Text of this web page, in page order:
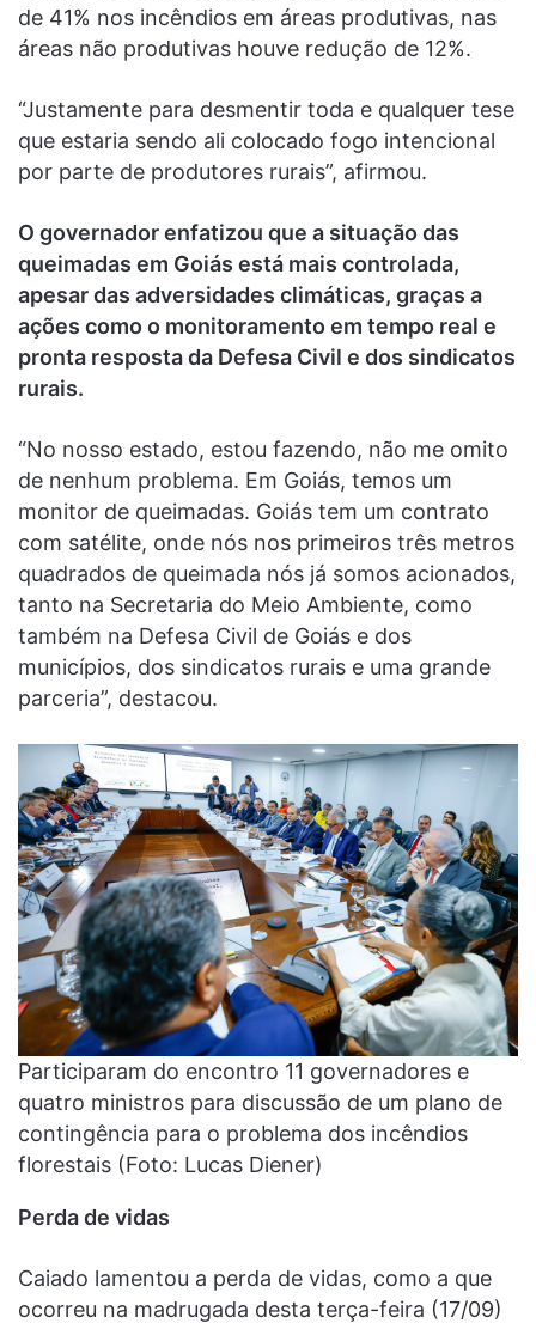
de 41% nos incêndios em áreas produtivas, nas
áreas não produtivas houve redução de 12%.
“Justamente para desmentir toda e qualquer tese
que estaria sendo ali colocado fogo intencional
por parte de produtores rurais”, afirmou.
O governador enfatizou que a situação das
queimadas em Goiás está mais controlada,
apesar das adversidades climáticas, graças a
ações como o monitoramento em tempo real e
pronta resposta da Defesa Civil e dos sindicatos
rurais.
“No nosso estado, estou fazendo, não me omito
de nenhum problema. Em Goiás, temos um
monitor de queimadas. Goiás tem um contrato
com satélite, onde nós nos primeiros três metros
quadrados de queimada nós já somos acionados,
tanto na Secretaria do Meio Ambiente, como
também na Defesa Civil de Goiás e dos
municípios, dos sindicatos rurais e uma grande
parceria”, destacou.
Participaram do encontro 11 governadores e
quatro ministros para discussão de um plano de
contingência para o problema dos incêndios
florestais (Foto: Lucas Diener)
Perda de vidas
Caiado lamentou a perda de vidas, como a que
ocorreu na madrugada desta terça-feira (17/09)